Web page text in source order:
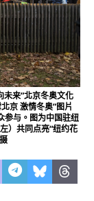
未来”北京冬奥文化
京 激情冬奥”图片
参与。图为中国驻纽
）共同点亮“纽约花